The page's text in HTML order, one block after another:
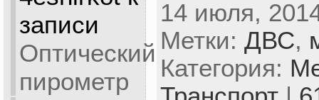
записи
Оптический
пирометр
14 июля,
Метки: ДВС,
Категория: